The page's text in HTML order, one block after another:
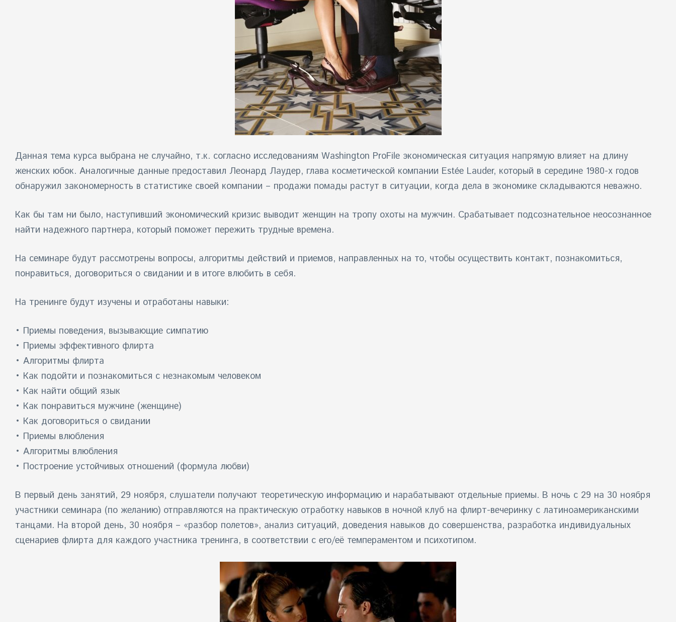
Данная тема курса выбрана не случайно, т.к. согласно исследованиям Washington ProFile экономическая ситуация напрямую влияет на длину
женских юбок. Аналогичные данные предоставил Леонард Лаудер, глава косметической компании Estée Lauder, который в середине 1980-х годов
обнаружил закономерность в статистике своей компании – продажи помады растут в ситуации, когда дела в экономике складываются неважно.
Как бы там ни было, наступивший экономический кризис выводит женщин на тропу охоты на мужчин. Срабатывает подсознательное неосознанное
найти надежного партнера, который поможет пережить трудные времена.
На семинаре будут рассмотрены вопросы, алгоритмы действий и приемов, направленных на то, чтобы осуществить контакт, познакомиться,
понравиться, договориться о свидании и в итоге влюбить в себя.
На тренинге будут изучены и отработаны навыки:
• Приемы поведения, вызывающие симпатию
• Приемы эффективного флирта
• Алгоритмы флирта
• Как подойти и познакомиться с незнакомым человеком
• Как найти общий язык
• Как понравиться мужчине (женщине)
• Как договориться о свидании
• Приемы влюбления
• Алгоритмы влюбления
• Построение устойчивых отношений (формула любви)
В первый день занятий, 29 ноября, слушатели получают теоретическую информацию и нарабатывают отдельные приемы. В ночь с 29 на 30 ноября
участники семинара (по желанию) отправляются на практическую отработку навыков в ночной клуб на флирт-вечеринку с латиноамериканскими
танцами. На второй день, 30 ноября – «разбор полетов», анализ ситуаций, доведения навыков до совершенства, разработка индивидуальных
сценариев флирта для каждого участника тренинга, в соответствии с его/её темпераментом и психотипом.